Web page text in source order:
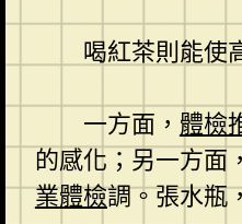
喝紅茶則能使
一方面， 體檢
的感化；另一方面
業體檢調。張水瓶